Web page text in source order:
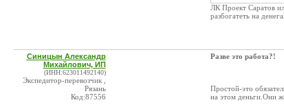
ЛК Проект Саратов
разбогатеть на
Синицын Александр
Михайлович, ИП
(ИНН:623011492140)
Экспедитор-перевозчик ,
Рязань
Код:87556
Разве это работа?!
Простой-это
на этом деньги.Они